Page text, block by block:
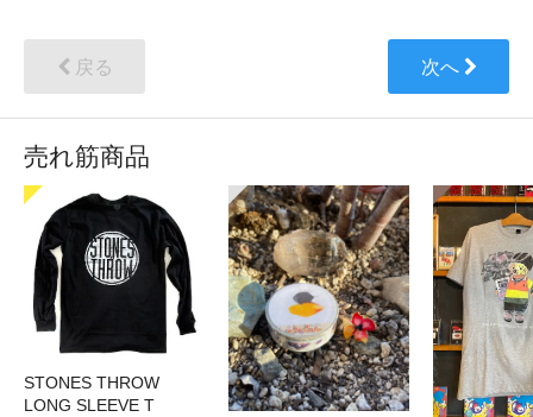
戻る 次へ
売れ筋商品
STONES THROW
LONG SLEEVE T